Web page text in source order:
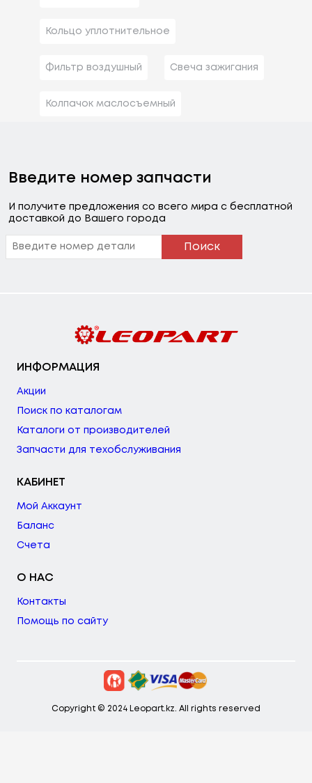
Кольцо уплотнительное
Фильтр воздушный Свеча зажигания
Колпачок маслосъемный
Введите номер запчасти
И получите предложения со всего мира с бесплатной
доставкой до Вашего города
Поиск
ИНФОРМАЦИЯ
Акции
Поиск по каталогам
Каталоги от производителей
Запчасти для техобслуживания
КАБИНЕТ
Мой Аккаунт
Баланс
Счета
О НАС
Контакты
Помощь по сайту
Copyright © 2024 Leopart.kz. All rights reserved